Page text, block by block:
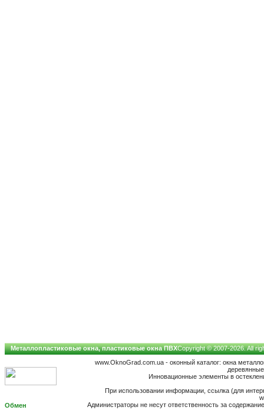
Металлопластиковые окна, пластиковые окна ПВХCopyright © 2007-2026. All
www.OknoGrad.com.ua - оконный каталог: окна
Инновационные элементы в
При использовании информации, ссылка (для
Администраторы не несут ответственность за
Обмен